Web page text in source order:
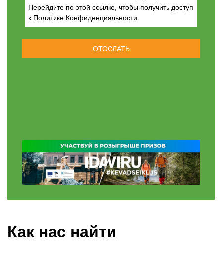
Перейдите по этой ссылке, чтобы получить доступ
к Политике Конфиденциальности
Как нас найти